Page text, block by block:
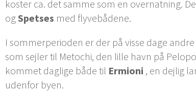
koster ca. det samme som en overnatning.
ogSpetses med flyvebådene.
I sommerperioden er der på visse dage
som sejler til Metochi, den lille havn på
kommet daglige både til Ermioni , en dejlig
udenfor byen.